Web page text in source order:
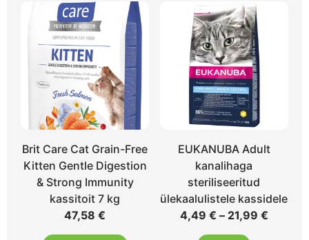
Brit Care Cat Grain-Free
Kitten Gentle Digestion
& Strong Immunity
kassitoit 7 kg
47,58€
EUKANUBA Adult
kanalihaga
steriliseeritud
ülekaalulistele kassidele
4,49 € – 21,99 €